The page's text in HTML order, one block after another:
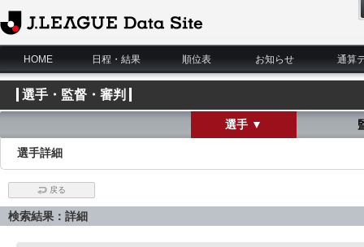
J.League Data Site
HOME
日程・結果 順位表 お知らせ 通算
選手・監督・審判
選手 ▼
選手詳細
戻る
検索結果：詳細